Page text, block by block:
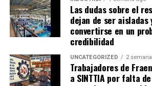
Este instrumento
permitirá movilizar
recursos para
proyectos
Las dudas sobre el
dejan de ser aisladas
convertirse en un
credibilidad
UNCATEGORIZED 2
Trabajadores de
a SINTTIA por falta